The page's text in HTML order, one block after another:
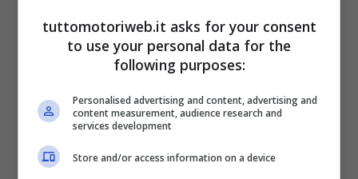
sfogato affermando che ilteam Red Bull
tuttomotoriweb.it asks for your consent
to use your personal data for the
following purposes:
Personalised advertising and content, advertising and
content measurement, audience research and
services development
Store and/or access information on a device